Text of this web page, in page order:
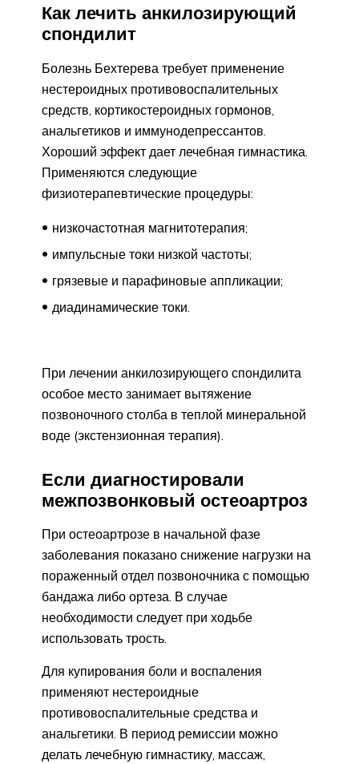
Как лечить анкилозирующий
спондилит
Болезнь Бехтерева требует применение
нестероидных противовоспалительных
средств, кортикостероидных гормонов,
анальгетиков и иммунодепрессантов.
Хороший эффект дает лечебная гимнастика.
Применяются следующие
физиотерапевтические процедуры:
низкочастотная магнитотерапия;
импульсные токи низкой частоты;
грязевые и парафиновые аппликации;
диадинамические токи.
При лечении анкилозирующего спондилита
особое место занимает вытяжение
позвоночного столба в теплой минеральной
воде (экстензионная терапия).
Если диагностировали
межпозвонковый остеоартроз
При остеоартрозе в начальной фазе
заболевания показано снижение нагрузки на
пораженный отдел позвоночника с помощью
бандажа либо ортеза. В случае
необходимости следует при ходьбе
использовать трость.
Для купирования боли и воспаления
применяют нестероидные
противовоспалительные средства и
анальгетики. В период ремиссии можно
делать лечебную гимнастику, массаж,